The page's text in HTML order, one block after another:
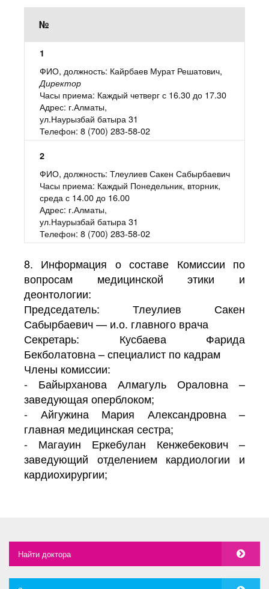
1
Кайрбаев Мурат Решатович,
Директор
Каждый четверг с 16.30 до 17.30
г.Алматы,
ул.Наурызбай батыра 31
8 (700) 283-58-02
2
Тлеулиев Сакен Сабырбаевич
Каждый Понедельник, вторник,
среда с 14.00 до 16.00
г.Алматы,
ул.Наурызбай батыра 31
8 (700) 283-58-02
8. Информация о составе Комиссии по
вопросам медицинской этики и
деонтологии:
Председатель: Тлеулиев Сакен
Сабырбаевич — и.о. главного врача
Секретарь: Кусбаева Фарида
Бекболатовна – специалист по кадрам
Члены комиссии:
- Байырханова Алмагуль Ораловна –
заведующая оперблоком;
- Айгужина Мария Александровна –
главная медицинская сестра;
- Магауин Еркебулан Кенжебекович –
заведующий отделением кардиологии и
кардиохирургии;
Найти доктора